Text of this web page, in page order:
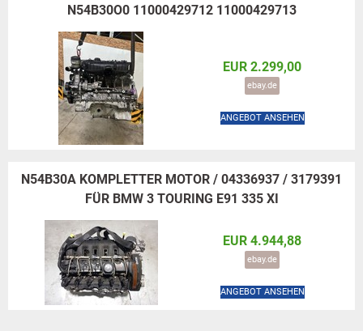
N54B30O0 11000429712 11000429713
EUR 2.299,00
ebay.de
ANGEBOT ANSEHEN
N54B30A KOMPLETTER MOTOR / 04336937 / 3179391
FÜR BMW 3 TOURING E91 335 XI
EUR 4.944,88
ebay.de
ANGEBOT ANSEHEN